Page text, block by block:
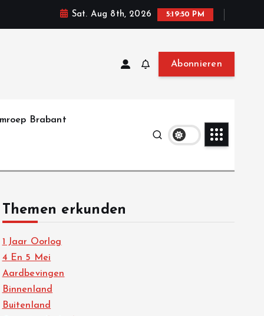
Sat. Aug 8th, 2026 5:19:51 PM
Abonnieren
Brabant
Themen erkunden
1 Jaar Oorlog
4 En 5 Mei
Aardbevingen
Binnenland
Buitenland